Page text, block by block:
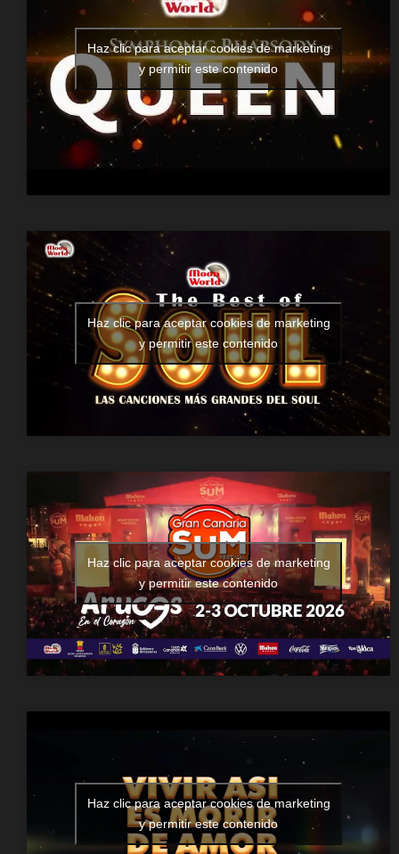
Haz clic para aceptar cookies de marketing
y permitir este contenido
Haz clic para aceptar cookies de marketing
y permitir este contenido
Haz clic para aceptar cookies de marketing
y permitir este contenido
Haz clic para aceptar cookies de marketing
y permitir este contenido